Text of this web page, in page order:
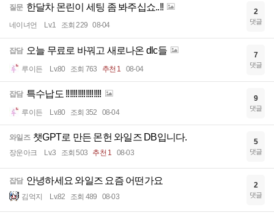
질문 한달차 몬린이 세팅 좀 봐주십쇼..!!
네이녀언 Lv.1 조회 229 08-04
2
댓글
잡담 오늘 무료로 바꿔고 새로나온 dlc들
루이든 Lv.80 조회 763 추천 1 08-04
7
댓글
잡담 특수납도 !!!!!!!!!!!!!!!!!!
루이든 Lv.80 조회 352 08-04
9
댓글
와일즈 챗GPT로 만든 몬헌 와일즈 DB입니다.
장운아크 Lv.3 조회 503 추천 1 08-03
5
댓글
잡담 안녕하세요 와일즈 요즘 어떤가요
김억지 Lv.82 조회 489 08-03
2
댓글